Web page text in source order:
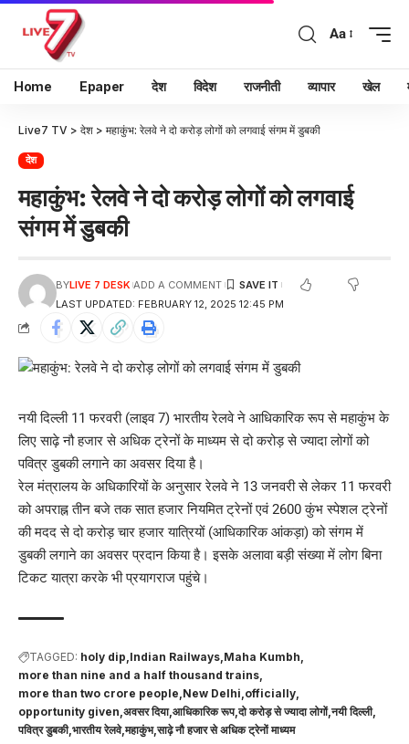
Aa
Home Epaper देश विदेश राजनीती व्यापार खेल
Live7 TV > देश > महाकुंभ: रेलवे ने दो करोड़ लोगों को लगवाई संगम में डुबकी
देश
महाकुंभ: रेलवे ने दो करोड़ लोगों को लगवाई
संगम में डुबकी
LAST UPDATED: FEBRUARY 12, 2025 12:45 PM
BYLIVE 7 DESK ADD A COMMENT
नयी दिल्ली 11 फरवरी (लाइव 7) भारतीय रेलवे ने आधिकारिक रूप से महाकुंभ के
लिए साढ़े नौ हजार से अधिक ट्रेनों के माध्यम से दो करोड़ से ज्यादा लोगों को
पवित्र डुबकी लगाने का अवसर दिया है।
रेल मंत्रालय के अधिकारियों के अनुसार रेलवे ने 13 जनवरी से लेकर 11 फरवरी
को अपराह्न तीन बजे तक सात हजार नियमित ट्रेनों एवं 2600 कुंभ स्पेशल ट्रेनों
की मदद से दो करोड़ चार हजार यात्रियों (आधिकारिक आंकड़ा) को संगम में
डुबकी लगाने का अवसर प्रदान किया है। इसके अलावा बड़ी संख्या में लोग बिना
टिकट यात्रा करके भी प्रयागराज पहुंचे।
TAGGED: holy dip Indian Railways Maha Kumbh
more than nine and a half thousand trains
more than two crore people New Delhi officially
opportunity given अवसर दिया आधिकारिक रूप दो करोड़ से ज्यादा लोगों नयी दिल्ली
पवित्र डुबकी भारतीय रेलवे महाकुंभ साढ़े नौ हजार से अधिक ट्रेनों माध्यम